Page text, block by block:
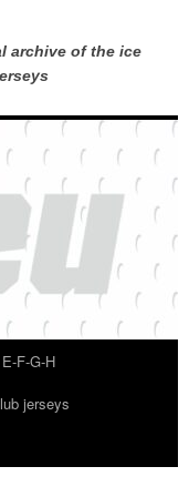
archive of the ice
F-G-H
jerseys